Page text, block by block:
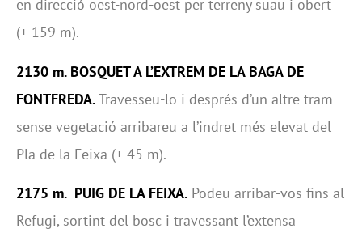
en direcció oest-nord-oest per terreny suau i obert
(+ 159 m).
2130 m. BOSQUET A L’EXTREM DE LA BAGA DE
FONTFREDA.Travesseu-lo i després d’un altre tram
sense vegetació arribareu a l’indret més elevat del
Pla de la Feixa (+ 45 m).
2175 m. PUIG DE LA FEIXA. Podeu arribar-vos fins al
Refugi, sortint del bosc i travessant l’extensa